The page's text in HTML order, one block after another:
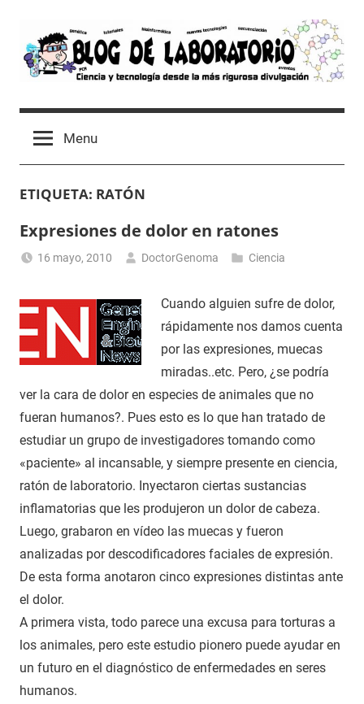
content
Blog
de
Laboratorio
Tutoriales,
Ocio
un
Laboratorio
Molecular
Menu
ETIQUETA: RATÓN
Expresiones de dolor en ratones
16 mayo, 2010 DoctorGenoma Ciencia
Cuando alguien sufre de dolor,
rápidamente nos damos cuenta
por las expresiones, muecas
miradas..etc. Pero, ¿se podría
ver la cara de dolor en especies de animales que no
fueran humanos?. Pues esto es lo que han tratado de
estudiar un grupo de investigadores tomando como
«paciente» al incansable, y siempre presente en ciencia,
ratón de laboratorio. Inyectaron ciertas sustancias
inflamatorias que les produjeron un dolor de cabeza.
Luego, grabaron en vídeo las muecas y fueron
analizadas por descodificadores faciales de expresión.
De esta forma anotaron cinco expresiones distintas ante
el dolor.
A primera vista, todo parece una excusa para torturas a
los animales, pero este estudio pionero puede ayudar en
un futuro en el diagnóstico de enfermedades en seres
humanos.